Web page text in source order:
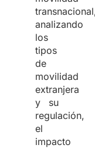
analizando
los
tipos
de
movilidad
extranjera
y su
regulación,
el
impacto